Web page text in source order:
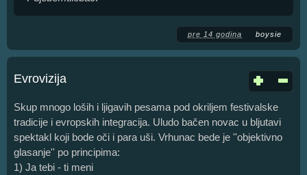
pre 14 godina boysie
Evrovizija
Skup mnogo loših i ljigavih pesama pod okriljem festivalske
tradicije i evropskih integracija. Uludo bačen novac u bljutavi
spektakl koji bode oči i para uši. Vrhunac bede je ''objektivno
glasanje'' po principima:
1) Ja tebi - ti meni